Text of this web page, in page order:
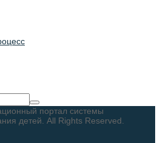
портал системы
детей. All Rights Reserved.